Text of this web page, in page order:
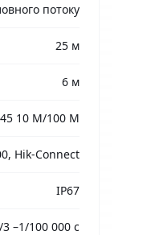
потоку
25 м
6 м
10 M/100 M
Hik-Connect
IP67
3 –1/100 000 с